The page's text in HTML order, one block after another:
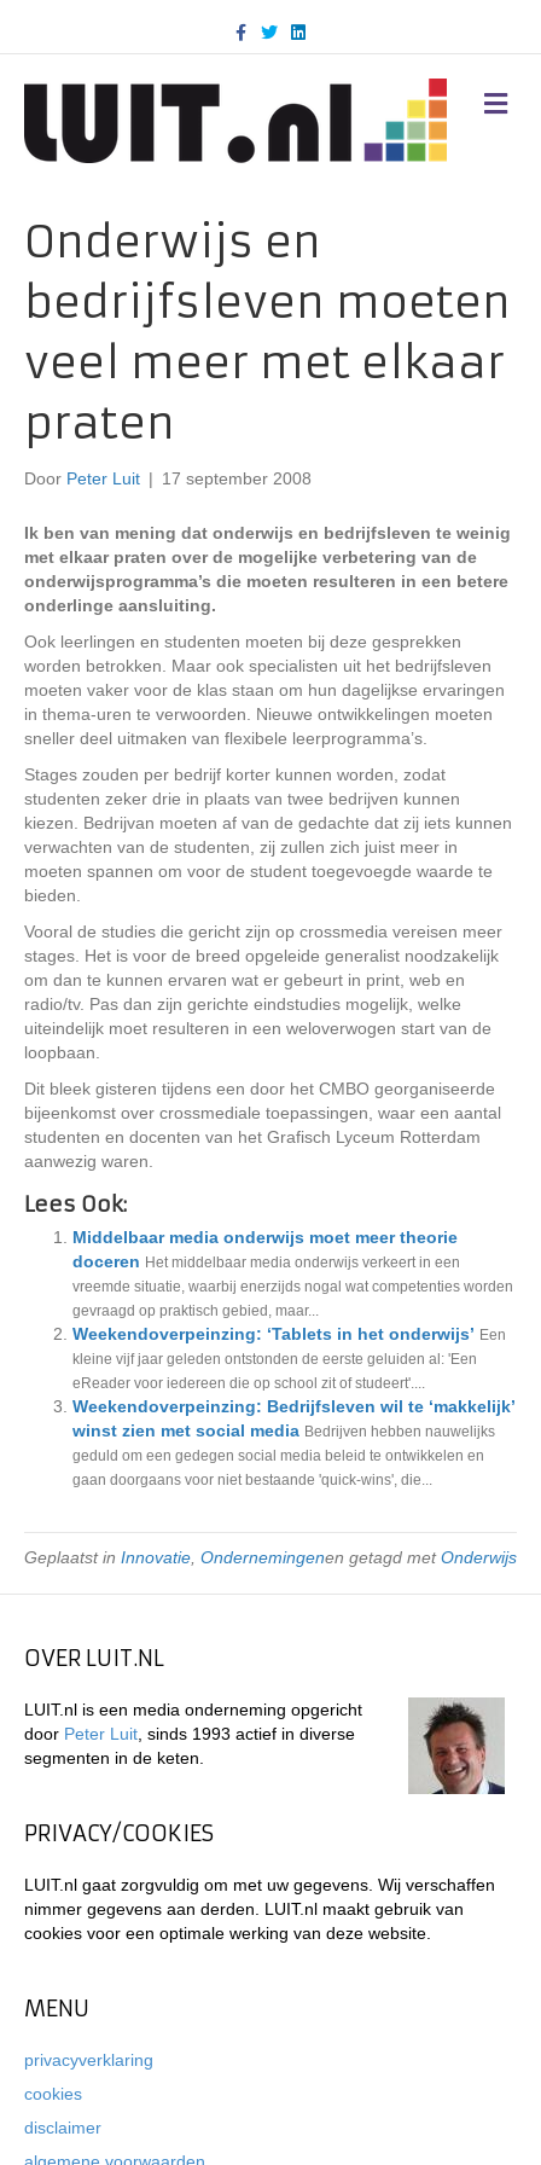
c
k
T
w
i
n
d
M
E
Onderwijs en
bedrijfsleven moeten
veel meer met elkaar
praten
Door Peter Luit | 17 september 2008
Ik ben van mening dat onderwijs en bedrijfsleven te weinig
met elkaar praten over de mogelijke verbetering van de
onderwijsprogramma’s die moeten resulteren in een betere
onderlinge aansluiting.
Ook leerlingen en studenten moeten bij deze gesprekken
worden betrokken. Maar ook specialisten uit het bedrijfsleven
moeten vaker voor de klas staan om hun dagelijkse ervaringen
in thema-uren te verwoorden. Nieuwe ontwikkelingen moeten
sneller deel uitmaken van flexibele leerprogramma’s.
Stages zouden per bedrijf korter kunnen worden, zodat
studenten zeker drie in plaats van twee bedrijven kunnen
kiezen. Bedrijvan moeten af van de gedachte dat zij iets kunnen
verwachten van de studenten, zij zullen zich juist meer in
moeten spannen om voor de student toegevoegde waarde te
bieden.
Vooral de studies die gericht zijn op crossmedia vereisen meer
stages. Het is voor de breed opgeleide generalist noodzakelijk
om dan te kunnen ervaren wat er gebeurt in print, web en
radio/tv. Pas dan zijn gerichte eindstudies mogelijk, welke
uiteindelijk moet resulteren in een weloverwogen start van de
loopbaan.
Dit bleek gisteren tijdens een door het CMBO georganiseerde
bijeenkomst over crossmediale toepassingen, waar een aantal
studenten en docenten van het Grafisch Lyceum Rotterdam
aanwezig waren.
Lees Ook:
Middelbaar media onderwijs moet meer theorie
doceren Het middelbaar media onderwijs verkeert in een
vreemde situatie, waarbij enerzijds nogal wat competenties worden
gevraagd op praktisch gebied, maar...
Weekendoverpeinzing: ‘Tablets in het onderwijs’ Een
kleine vijf jaar geleden ontstonden de eerste geluiden al: 'Een
eReader voor iedereen die op school zit of studeert'....
Weekendoverpeinzing: Bedrijfsleven wil te ‘makkelijk’
winst zien met social media Bedrijven hebben nauwelijks
geduld om een gedegen social media beleid te ontwikkelen en
gaan doorgaans voor niet bestaande 'quick-wins', die...
Geplaatst in Innovatie Ondernemingenen getagd metOnderwijs
OVER LUIT.NL
LUIT.nl is een media onderneming opgericht
door Peter Luit , sinds 1993 actief in diverse
segmenten in de keten.
PRIVACY/COOKIES
LUIT.nl gaat zorgvuldig om met uw gegevens. Wij verschaffen
nimmer gegevens aan derden. LUIT.nl maakt gebruik van
cookies voor een optimale werking van deze website.
MENU
privacyverklaring
cookies
disclaimer